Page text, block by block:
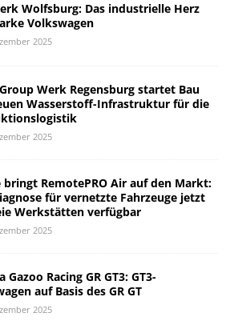
Wolfsburg: Das industrielle Herz
Volkswagen
2025
Werk Regensburg startet Bau
Wasserstoff-Infrastruktur für die
2025
bringt RemotePRO Air auf den Markt:
für vernetzte Fahrzeuge jetzt
Werkstätten verfügbar
2025
Gazoo Racing GR GT3: GT3-
auf Basis des GR GT
2025